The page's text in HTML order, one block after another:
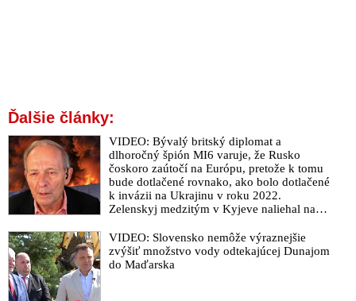
Ďalšie články:
VIDEO: Bývalý britský diplomat a
dlhoročný špión MI6 varuje, že Rusko
čoskoro zaútočí na Európu, pretože k tomu
bude dotlačené rovnako, ako bolo dotlačené
k invázii na Ukrajinu v roku 2022.
Zelenskyj medzitým v Kyjeve naliehal na
zháňali energie pre Ukrajinu na zimu. Putin
vraj bude mobilizovať a vojna sa do zimy
pravdepodobne neskončí
VIDEO: Slovensko nemôže výraznejšie
zvýšiť množstvo vody odtekajúcej Dunajom
do Maďarska